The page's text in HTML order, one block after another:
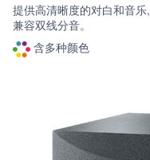
提供高清晰度的对白和音
兼容双线分音。
含多种颜色